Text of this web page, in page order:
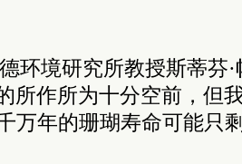
环境研究所教授斯蒂芬
所作所为十分空前，但
万年的珊瑚寿命可能只